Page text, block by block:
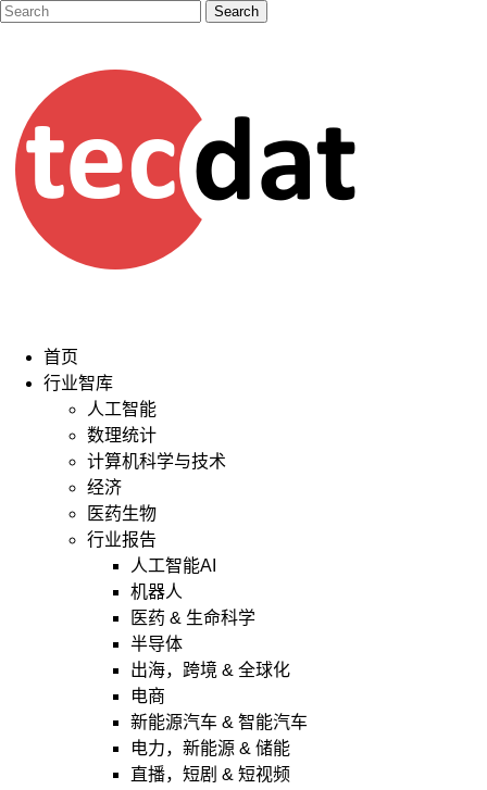
首页
行业智库
人工智能
数理统计
计算机科学与技术
经济
医药生物
行业报告
人工智能AI
机器人
医药 & 生命科学
半导体
出海，跨境 & 全球化
电商
新能源汽车 & 智能汽车
电力，新能源 & 储能
直播，短剧 & 短视频